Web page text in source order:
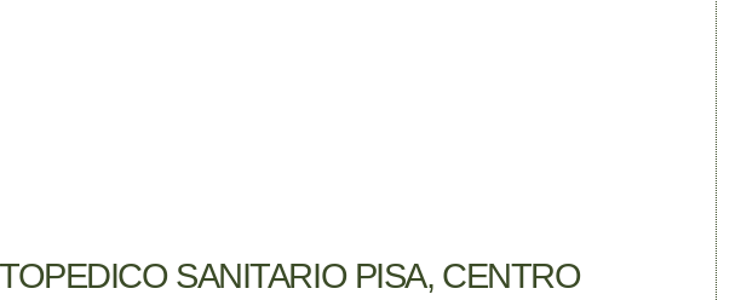
SANITARIO PISA, CENTRO